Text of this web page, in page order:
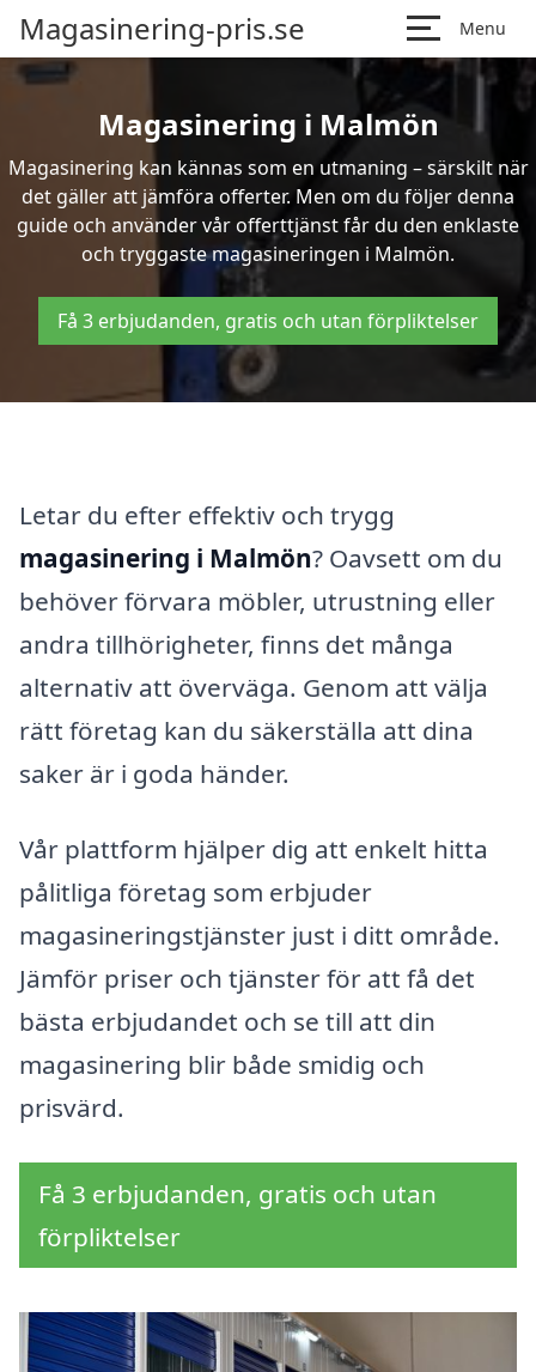
Magasinering-pris.se Menu
Magasinering i Malmön
Magasinering kan kännas som en utmaning – särskilt när
det gäller att jämföra offerter. Men om du följer denna
guide och använder vår offerttjänst får du den enklaste
och tryggaste magasineringen i Malmön.
Få 3 erbjudanden, gratis och utan förpliktelser
Letar du efter effektiv och trygg
magasinering i Malmön? Oavsett om du
behöver förvara möbler, utrustning eller
andra tillhörigheter, finns det många
alternativ att överväga. Genom att välja
rätt företag kan du säkerställa att dina
saker är i goda händer.
Vår plattform hjälper dig att enkelt hitta
pålitliga företag som erbjuder
magasineringstjänster just i ditt område.
Jämför priser och tjänster för att få det
bästa erbjudandet och se till att din
magasinering blir både smidig och
prisvärd.
Få 3 erbjudanden, gratis och utan
förpliktelser